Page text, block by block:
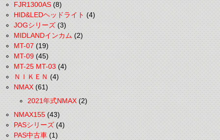
FJR1300AS(8)
HID&LEDヘッドライト(4)
JOGシリーズ(3)
MIDLANDインカム(2)
MT-07(19)
MT-09(45)
MT-25 MT-03(4)
ＮＩＫＥＮ(4)
NMAX(61)
2021年式NMAX(2)
NMAX155(43)
PASシリーズ(4)
PAS中古車(1)